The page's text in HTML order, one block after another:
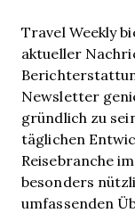
Travel Weekly
aktueller
Newsletter
gründlich zu
täglichen
Reisebranche
besonders
umfassenden